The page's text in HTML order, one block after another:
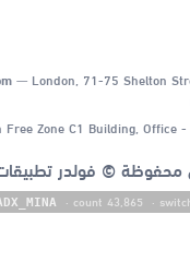
— London, 71-75 Shelton
Free Zone C1 Building, Office
© فولدر تطبيقات
· count 43,865 ·